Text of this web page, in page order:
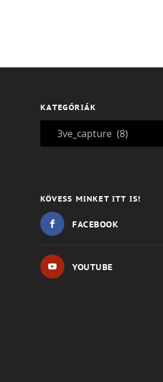
KATEGÓRIÁK
KÖVESS MINKET ITT IS!
FACEBOOK
YOUTUBE